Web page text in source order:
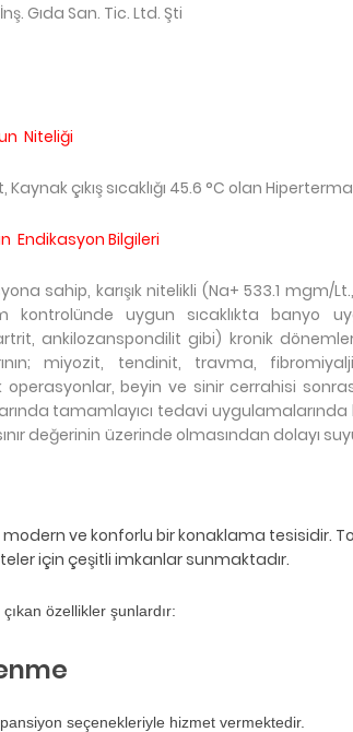
Gıda San. Tic. Ltd. Şti
Niteliği
çıkış sıcaklığı 45.6 °C olan
Endikasyon Bilgileri
sahip, karışık nitelikli (Na+ 533.1 mgm/
kontrolünde uygun sıcaklıkta banyo
ankilozanspondilit gibi) kronik
miyozit, tendinit, travma,
operasyonlar, beyin ve sinir cerrahisi
tamamlayıcı tedavi uygulamalarında
değerinin üzerinde olmasından dolayı
ve konforlu bir konaklama tesisidir.
için çeşitli imkanlar sunmaktadır.
özellikler şunlardır:
seçenekleriyle hizmet vermektedir.